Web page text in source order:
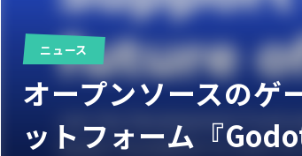
ツール紹介
周辺機器・ハードウェア
ニュース
オープンソースの
ットフォーム『